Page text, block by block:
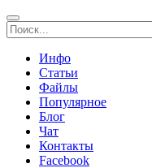
Инфо
Статьи
Файлы
Популярное
Блог
Чат
Контакты
Facebook